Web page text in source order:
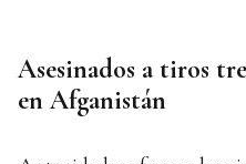
Asesinados a tiros
en Afganistán